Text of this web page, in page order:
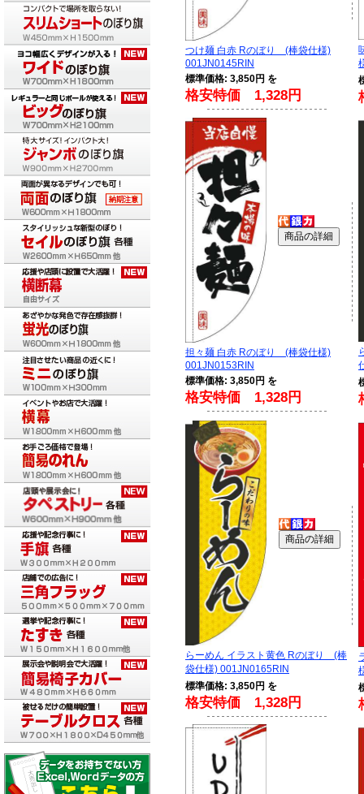
つけ麺 白赤 Rのぼり (棒袋仕様)
001JN0145RIN
標準価格: 3,850円 を
格安特価 1,328円
担々麺 白赤 Rのぼり (棒袋仕様)
001JN0153RIN
標準価格: 3,850円 を
格安特価 1,328円
らーめん イラスト黄色 Rのぼり (棒
袋仕様) 001JN0165RIN
標準価格: 3,850円 を
格安特価 1,328円